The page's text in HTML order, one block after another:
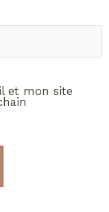
et mon site